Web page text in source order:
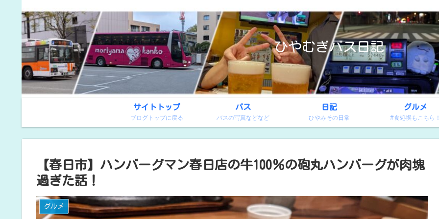
ひやむぎバス日記
サイトトップ
ブログトップに戻る
バス
バスの写真などなど
日記
ひやみその日常
グルメ
#食処禊もこちら！
【春日市】ハンバーグマン春日店の牛100％の砲丸ハンバーグが肉塊
過ぎた話！
グルメ